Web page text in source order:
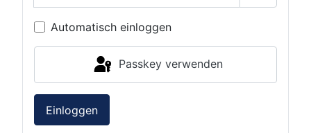
Passwort
Automatisch einloggen
Passkey verwenden
Einloggen